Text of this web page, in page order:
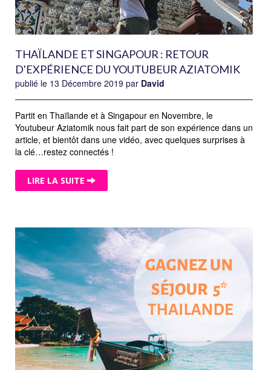
THAÏLANDE ET SINGAPOUR : RETOUR
D'EXPÉRIENCE DU YOUTUBEUR AZIATOMIK
publié le 13 Décembre 2019 par David
Partit en Thaïlande et à Singapour en Novembre, le
Youtubeur Aziatomik nous fait part de son expérience dans un
article, et bientôt dans une vidéo, avec quelques surprises à
la clé…restez connectés !
LIRE LA SUITE